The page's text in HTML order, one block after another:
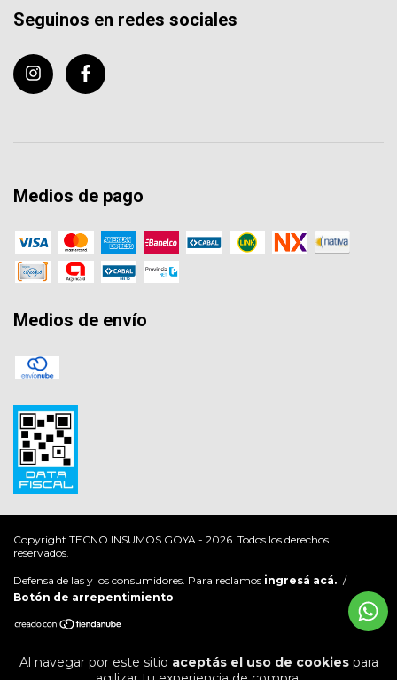
Al navegar por este sitio aceptás el uso de cookiespara
Seguinos en redes sociales
Medios de pago
Medios de envío
Copyright TECNO INSUMOS GOYA - 2026. Todos los derechos
reservados.
Defensa de las y los consumidores. Para reclamos ingresá acá. /
Botón de arrepentimiento